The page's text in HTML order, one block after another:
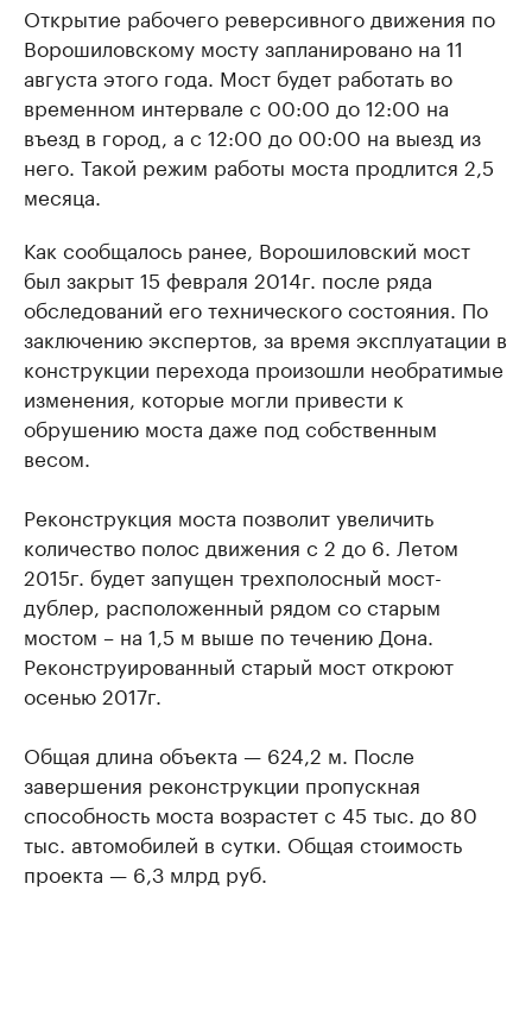
Открытие рабочего реверсивного движения по
Ворошиловскому мосту запланировано на 11
августа этого года. Мост будет работать во
временном интервале с 00:00 до 12:00 на
въезд в город, а с 12:00 до 00:00 на выезд из
него. Такой режим работы моста продлится 2,5
месяца.
Как сообщалось ранее, Ворошиловский мост
был закрыт 15 февраля 2014г. после ряда
обследований его технического состояния. По
заключению экспертов, за время эксплуатации в
конструкции перехода произошли необратимые
изменения, которые могли привести к
обрушению моста даже под собственным
весом.
Реконструкция моста позволит увеличить
количество полос движения с 2 до 6. Летом
2015г. будет запущен трехполосный мост-
дублер, расположенный рядом со старым
мостом – на 1,5 м выше по течению Дона.
Реконструированный старый мост откроют
осенью 2017г.
Общая длина объекта — 624,2 м. После
завершения реконструкции пропускная
способность моста возрастет с 45 тыс. до 80
тыс. автомобилей в сутки. Общая стоимость
проекта — 6,3 млрд руб.